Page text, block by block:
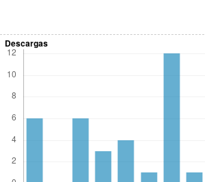
Descargas